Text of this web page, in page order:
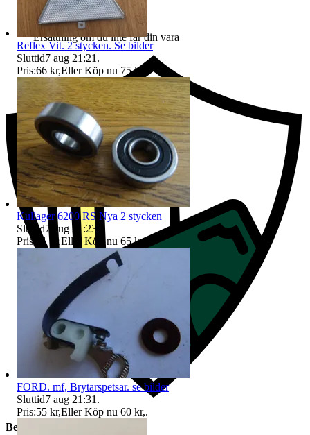
Ersättning om du inte får din vara
Beskrivning
Reflex Vit. 2 stycken. Se bilder
Sluttid7 aug 21:21 .
Pris:66 kr,Eller Köp nu 75 kr
Kullager 6200 RS Nya 2 stycken
Sluttid7 aug 21:23
Pris:
61 kr ,Eller Köp nu 65 kr,.
FORD. mf, Brytarspetsar. se bilder
Sluttid7 aug 21:31 .
Pris:55 kr,Eller Köp nu 60 kr,.